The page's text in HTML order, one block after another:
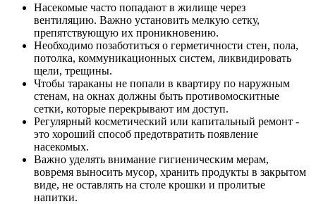
Насекомые часто попадают в жилище через
вентиляцию. Важно установить мелкую сетку,
препятствующую их проникновению.
Необходимо позаботиться о герметичности стен, пола,
потолка, коммуникационных систем, ликвидировать
щели, трещины.
Чтобы тараканы не попали в квартиру по наружным
стенам, на окнах должны быть противомоскитные
сетки, которые перекрывают им доступ.
Регулярный косметический или капитальный ремонт -
это хороший способ предотвратить появление
насекомых.
Важно уделять внимание гигиеническим мерам,
вовремя выносить мусор, хранить продукты в закрытом
виде, не оставлять на столе крошки и пролитые
напитки.